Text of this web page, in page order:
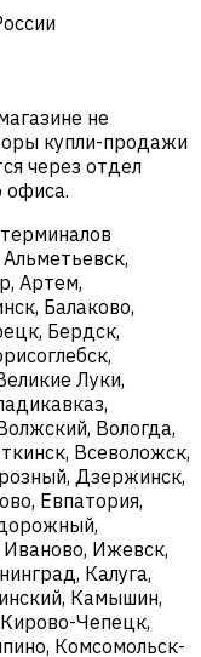
не
купли-продажи
через отдел
офиса.
Артем,
Балаково,
Бердск,
Луки,
Вологда,
Всеволожск,
Дзержинск,
Евпатория,
Иваново, Ижевск,
Калуга,
Камышин,
Чепецк,
Комсомольск-